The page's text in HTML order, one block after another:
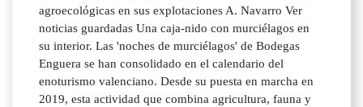
agroecológicas en sus explotaciones A. Navarro Ver
noticias guardadas Una caja-nido con murciélagos en
su interior. Las 'noches de murciélagos' de Bodegas
Enguera se han consolidado en el calendario del
enoturismo valenciano. Desde su puesta en marcha en
2019, esta actividad que combina agricultura, fauna y